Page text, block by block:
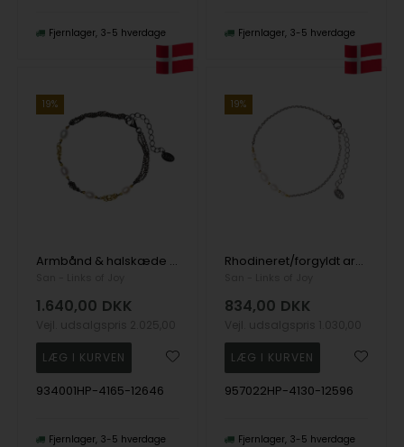
Fjernlager 3-5 hverdage Fjernlager 3-5 hverdage
19%
Armbånd & halskæde Sterlingsølv med 9kt guld og ferskvandsperle 16+4 cm, fra San - Links of Joy
1.640,00 DKK
934001HP-4165-12646
Fjernlager 3-5 hverdage
19%
Rhodineret/forgyldt armbånd med Ferskvandsperler 18+4 cm, fra San - Links of Joy
834,00 DKK
957022HP-4130-12596
Fjernlager 3-5 hverdage